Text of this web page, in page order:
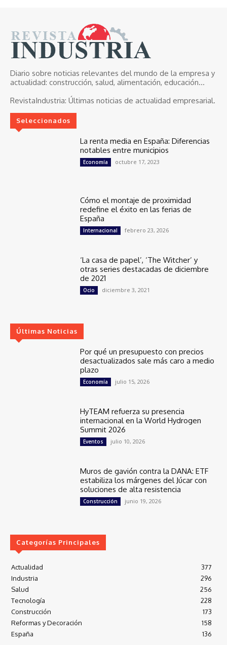
Diario sobre noticias relevantes del mundo de la empresa y
actualidad: construcción, salud, alimentación, educación...
RevistaIndustria: Últimas noticias de actualidad empresarial.
Seleccionados
La renta media en España: Diferencias
notables entre municipios
Economía octubre 17, 2023
Cómo el montaje de proximidad
redefine el éxito en las ferias de
España
Internacional febrero 23, 2026
‘La casa de papel’, ‘The Witcher’ y
otras series destacadas de diciembre
de 2021
Ocio diciembre 3, 2021
Últimas Noticias
Por qué un presupuesto con precios
desactualizados sale más caro a medio
plazo
Economía julio 15, 2026
HyTEAM refuerza su presencia
internacional en la World Hydrogen
Summit 2026
Eventos julio 10, 2026
Muros de gavión contra la DANA: ETF
estabiliza los márgenes del Júcar con
soluciones de alta resistencia
Construcción junio 19, 2026
Categorías Principales
Actualidad
377
Industria
296
Salud
256
Tecnología
228
Construcción
173
Reformas y Decoración
158
España
136